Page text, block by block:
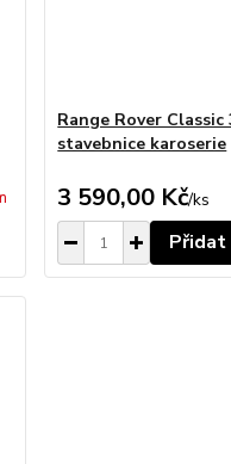
Range Rover Classic
stavebnice karoserie
3 590,00 Kč/ks
Přidat